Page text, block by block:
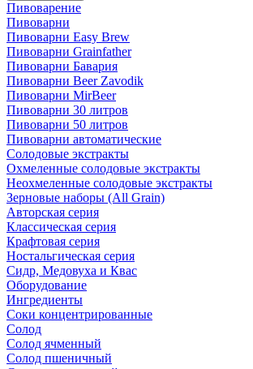
Пивоварение
Пивоварни
Пивоварни Easy Brew
Пивоварни Grainfather
Пивоварни Бавария
Пивоварни Beer Zavodik
Пивоварни MirBeer
Пивоварни 30 литров
Пивоварни 50 литров
Пивоварни автоматические
Солодовые экстракты
Охмеленные солодовые экстракты
Неохмеленные солодовые экстракты
Зерновые наборы (All Grain)
Авторская серия
Классическая серия
Крафтовая серия
Ностальгическая серия
Сидр, Медовуха и Квас
Оборудование
Ингредиенты
Соки концентрированные
Солод
Солод ячменный
Солод пшеничный